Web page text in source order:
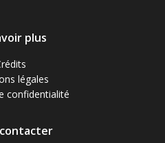
plus
légales
confidentialité